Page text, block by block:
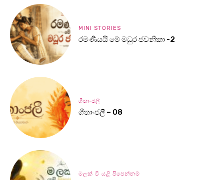
MINI STORIES
රමණීයයි මේ මධුර ජවනිකා -2
ගීතාංජලී
ගීතාංජලී – 08
මලක් වී යළි පිපෙන්නම්